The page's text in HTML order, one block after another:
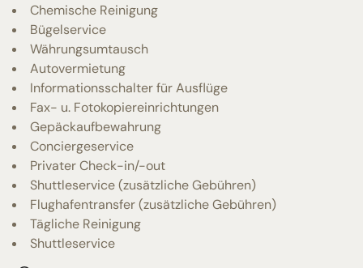
Chemische Reinigung
Bügelservice
Währungsumtausch
Autovermietung
Informationsschalter für Ausflüge
Fax- u. Fotokopiereinrichtungen
Gepäckaufbewahrung
Conciergeservice
Privater Check-in/-out
Shuttleservice (zusätzliche Gebühren)
Flughafentransfer (zusätzliche Gebühren)
Tägliche Reinigung
Shuttleservice